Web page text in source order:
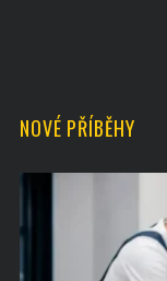
NOVÉ PŘÍBĚHY